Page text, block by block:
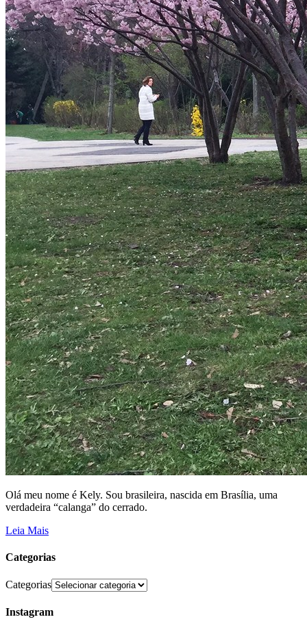
Olá meu nome é Kely. Sou brasileira, nascida em Brasília, uma
verdadeira “calanga” do cerrado.
Leia Mais
Categorias
Categorias
Instagram